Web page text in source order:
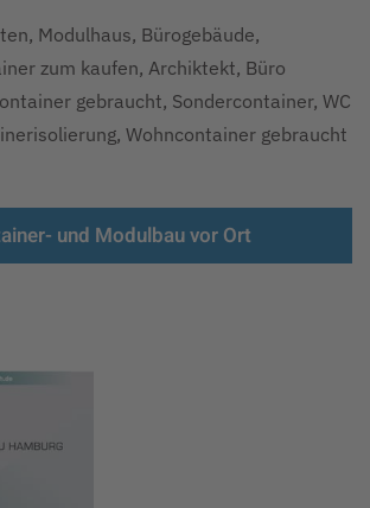
Modulhaus, Bürogebäude,
zum kaufen, Archiktekt, Büro
gebraucht, Sondercontainer, WC
Wohncontainer gebraucht
und Modulbau vor Ort